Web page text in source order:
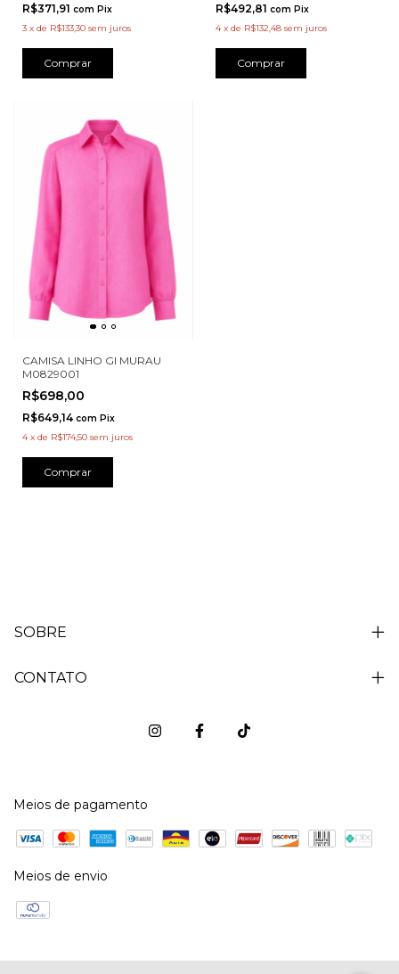
R$371,91 com Pix
3 x de R$133,30 sem juros
Comprar
R$492,81 com Pix
4 x de R$132,48 sem juros
Comprar
CAMISA LINHO GI MURAU
M0829001
R$698,00
R$649,14 com Pix
4 x de R$174,50 sem juros
Comprar
SOBRE
CONTATO
Meios de pagamento
Meios de envio